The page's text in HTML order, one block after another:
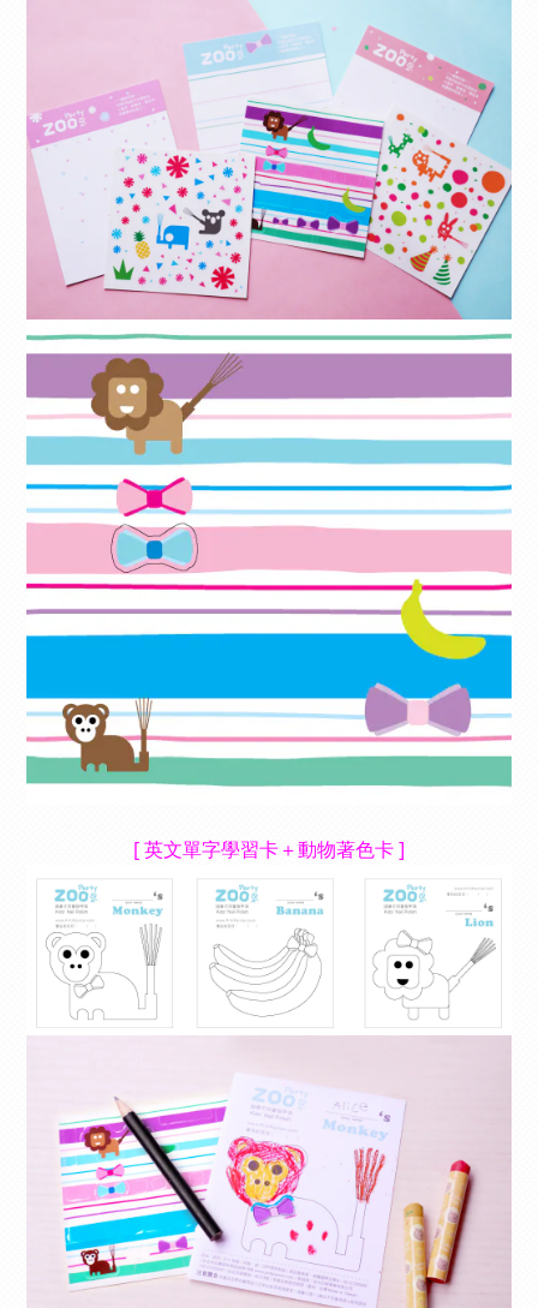
[ 英文單字學習卡＋動物著色卡 ]